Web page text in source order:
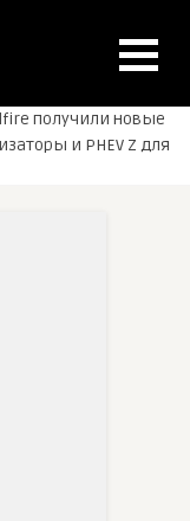
получили новые
и PHEV Z для